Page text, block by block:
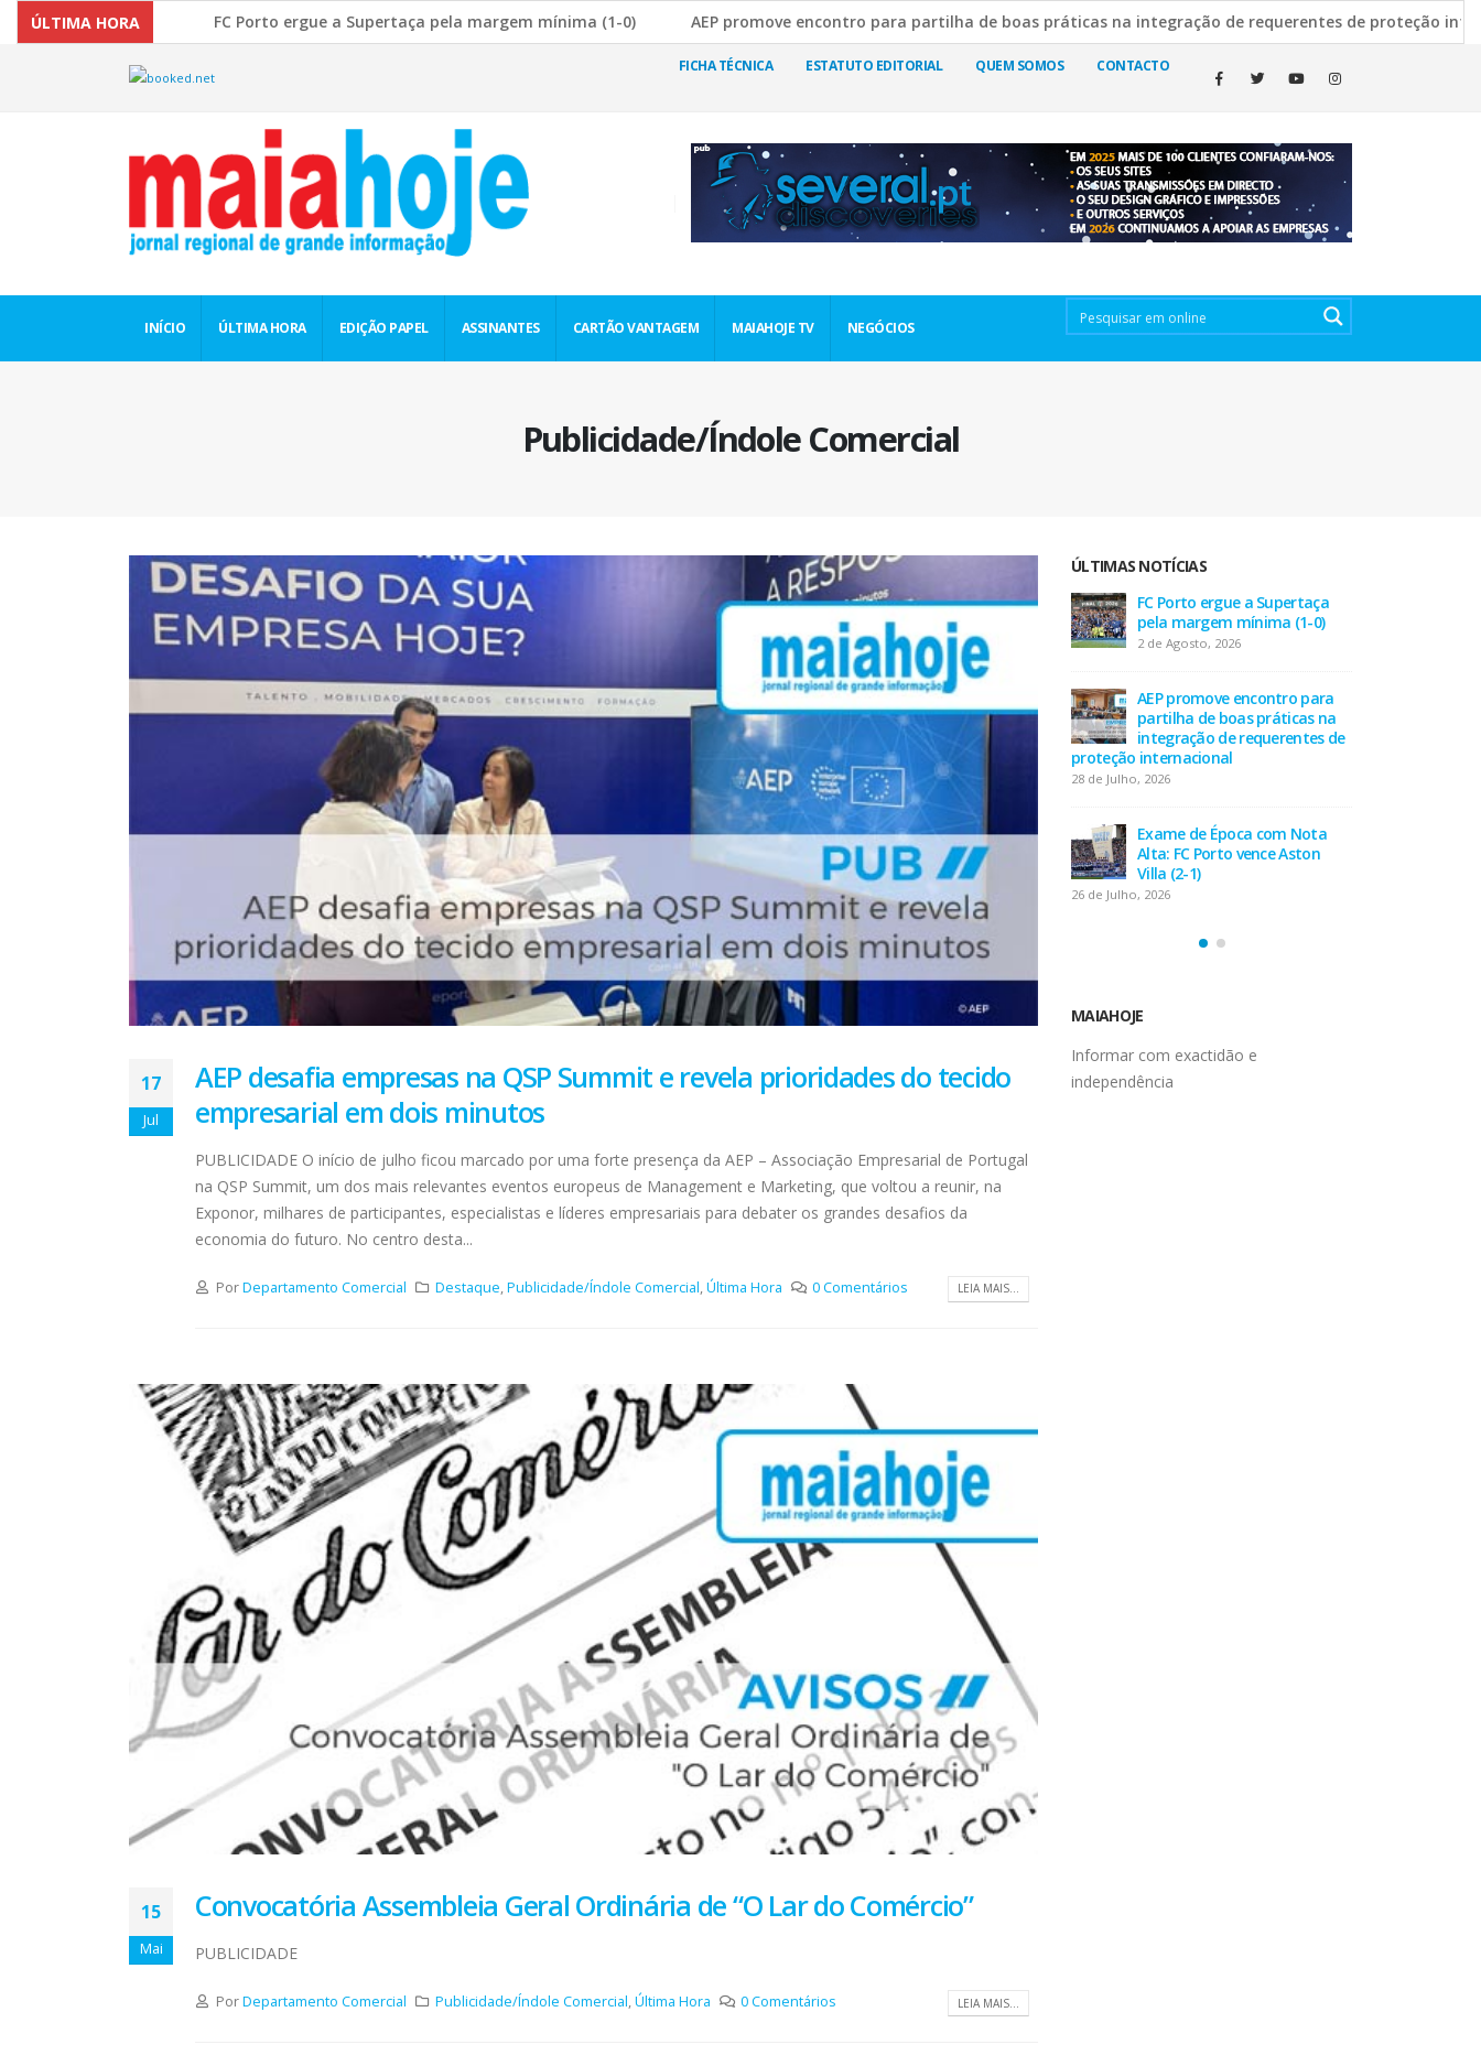
ÚLTIMA HORAFC Porto ergue a Supertaça pela margem mínima (1-0) AEP promove encontro para partilha de boas práticas na integração de requerentes de proteção internacional
Comissão Europeia quer ouvir as PME’s sobre a Rutura da Cadeia de Abastecimento JF Nogueira e Silva Escura esclarece decisão de manter cemitérios abertos
FICHA TÉCNICA ESTATUTO EDITORIAL QUEM SOMOS CONTACTO
INÍCIO ÚLTIMA HORA EDIÇÃO PAPEL ASSINANTES CARTÃO VANTAGEM MAIAHOJE TV NEGÓCIOS
Publicidade/Índole Comercial
17
Jul
AEP desafia empresas na QSP Summit e revela prioridades do tecido
empresarial em dois minutos
PUBLICIDADE O início de julho ficou marcado por uma forte presença da AEP – Associação Empresarial de Portugal
na QSP Summit, um dos mais relevantes eventos europeus de Management e Marketing, que voltou a reunir, na
Exponor, milhares de participantes, especialistas e líderes empresariais para debater os grandes desafios da
economia do futuro. No centro desta...
PorDepartamento Comercial Destaque,Publicidade/Índole Comercial,Última Hora 0 Comentários LEIA MAIS...
15
Mai
Convocatória Assembleia Geral Ordinária de “O Lar do Comércio”
PUBLICIDADE
PorDepartamento Comercial Publicidade/Índole Comercial,Última Hora 0 Comentários LEIA MAIS...
ÚLTIMAS NOTÍCIAS
FC Porto ergue a Supertaça
pela margem mínima (1-0)
2 de Agosto, 2026
AEP promove encontro para
partilha de boas práticas na
integração de requerentes de
Exame de Época com Nota
AEP desafia empresas na QSP
Summit e revela prioridades
do tecido empresarial em dois
minutos
17 de Julho, 2026
Algorítmica: As Grandes
Linhas de Força do QSP
Summit 2026
7 de Julho, 2026
Leça FC vence Campeonato de
Portugal na final do Jamor
11 de Junho, 2026
FC Porto ergue a Supertaça
pela margem mínima (1-0)
2 de Agosto, 2026
AEP promove encontro para
partilha de boas práticas na
integração de requerentes de
proteção internacional
28 de Julho, 2026
Exame de Época com Nota
Alta: FC Porto vence Aston
Villa (2-1)
26 de Julho, 2026
AEP desafia empresas na QSP
Summit e revela prioridades
do tecido empresarial em dois
O Fator Humano na Era
Algorítmica: As Grandes
Linhas de Força do QSP
Leça FC vence Campeonato de
Portugal na final do Jamor
Informar com exactidão e